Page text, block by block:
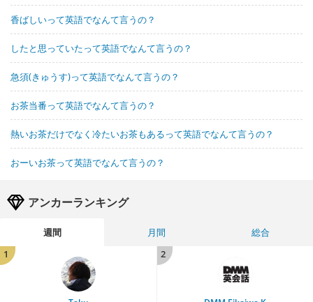
香ばしいって英語でなんて言うの？
したと思っていたって英語でなんて言うの？
急須(きゅうす)って英語でなんて言うの？
お茶当番って英語でなんて言うの？
熱いお茶だけでなく冷たいお茶もあるって英語でなんて言うの？
おーいお茶って英語でなんて言うの？
アンカーランキング
週間 月間
総合
1
2